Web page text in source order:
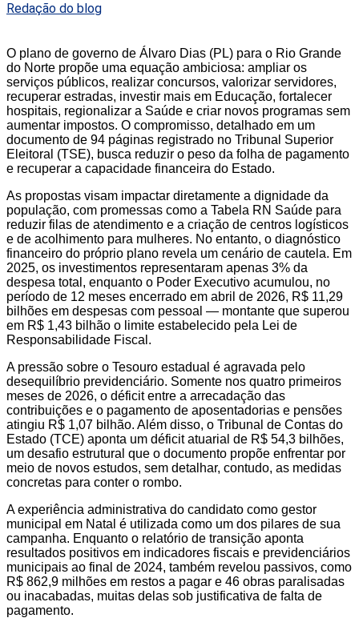
Redação do blog
O plano de governo de Álvaro Dias (PL) para o Rio Grande
do Norte propõe uma equação ambiciosa: ampliar os
serviços públicos, realizar concursos, valorizar servidores,
recuperar estradas, investir mais em Educação, fortalecer
hospitais, regionalizar a Saúde e criar novos programas sem
aumentar impostos. O compromisso, detalhado em um
documento de 94 páginas registrado no Tribunal Superior
Eleitoral (TSE), busca reduzir o peso da folha de pagamento
e recuperar a capacidade financeira do Estado.
As propostas visam impactar diretamente a dignidade da
população, com promessas como a Tabela RN Saúde para
reduzir filas de atendimento e a criação de centros logísticos
e de acolhimento para mulheres. No entanto, o diagnóstico
financeiro do próprio plano revela um cenário de cautela. Em
2025, os investimentos representaram apenas 3% da
despesa total, enquanto o Poder Executivo acumulou, no
período de 12 meses encerrado em abril de 2026, R$ 11,29
bilhões em despesas com pessoal — montante que superou
em R$ 1,43 bilhão o limite estabelecido pela Lei de
Responsabilidade Fiscal.
A pressão sobre o Tesouro estadual é agravada pelo
desequilíbrio previdenciário. Somente nos quatro primeiros
meses de 2026, o déficit entre a arrecadação das
contribuições e o pagamento de aposentadorias e pensões
atingiu R$ 1,07 bilhão. Além disso, o Tribunal de Contas do
Estado (TCE) aponta um déficit atuarial de R$ 54,3 bilhões,
um desafio estrutural que o documento propõe enfrentar por
meio de novos estudos, sem detalhar, contudo, as medidas
concretas para conter o rombo.
A experiência administrativa do candidato como gestor
municipal em Natal é utilizada como um dos pilares de sua
campanha. Enquanto o relatório de transição aponta
resultados positivos em indicadores fiscais e previdenciários
municipais ao final de 2024, também revelou passivos, como
R$ 862,9 milhões em restos a pagar e 46 obras paralisadas
ou inacabadas, muitas delas sob justificativa de falta de
pagamento.